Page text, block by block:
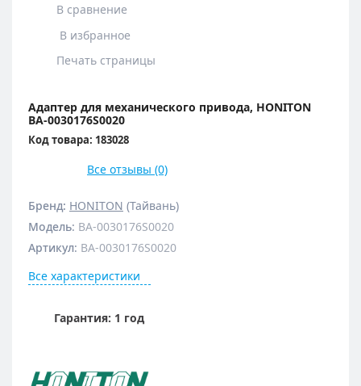
В сравнение
В избранное
Печать страницы
Адаптер для механического привода, HONITON
BA-0030176S0020
Код товара: 183028
Все отзывы (0)
Бренд: HONITON (Тайвань)
Модель: BA-0030176S0020
Артикул: BA-0030176S0020
Все характеристики
Гарантия: 1 год